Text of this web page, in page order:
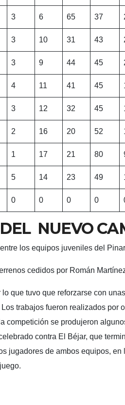
3 6 65 37
3 10 31 43
3 9 44 45
4 11 41 45
3 12 32 45
2 16 20 52
1 17 21 80
5 14 23 49
0 0 0 0
NUEVO
los equipos juveniles del
cedidos por Román
que tuvo que reforzarse con
trabajos fueron realizados por
competición se produjeron
contra El Béjar, que
jugadores de ambos equipos, en